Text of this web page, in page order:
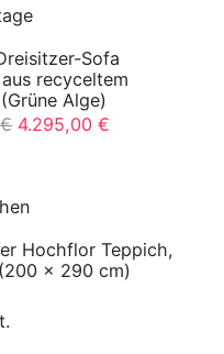
Sofa
recyceltem
Alge)
€ Ursprünglicher
4.695,00 €
4.295,00€
Hochflor Teppich,
x 290 cm)